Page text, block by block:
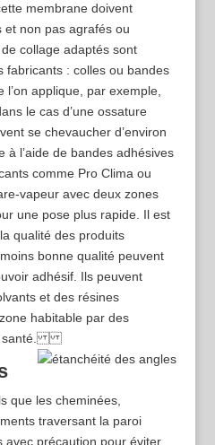
membrane doivent
et non pas agrafés ou
collage adaptés sont
fabricants : colles ou bandes
applique, par exemple,
le cas d’une ossature
se chevaucher d’environ
à l’aide de bandes adhésives
comme Pro Clima ou
­vapeur avec deux zones
une pose plus rapide. Il est
qualité des produits
bonne qualité peuvent
adhésif. Ils peuvent
et des résines
habitable par des
la santé.
que les cheminées,
traversant la paroi
avec précaution pour éviter